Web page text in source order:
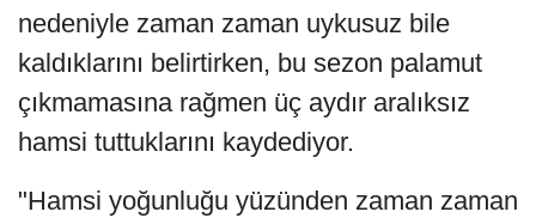
nedeniyle zaman zaman uykusuz bile
kaldıklarını belirtirken, bu sezon palamut
çıkmamasına rağmen üç aydır aralıksız
hamsi tuttuklarını kaydediyor.
"Hamsi yoğunluğu yüzünden zaman zaman